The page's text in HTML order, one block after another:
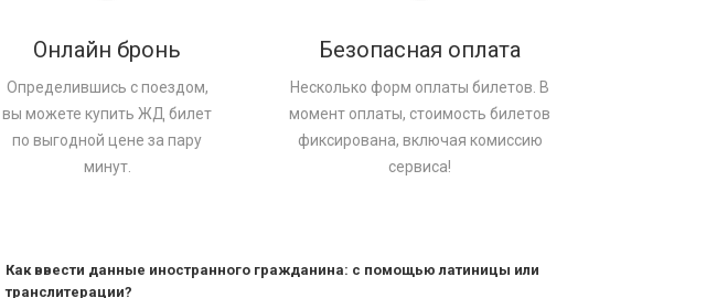
Онлайн бронь
Определившись с поездом,
вы можете купить ЖД билет
по выгодной цене за пару
минут.
Безопасная оплата
Несколько форм оплаты билетов. В
момент оплаты, стоимость билетов
фиксирована, включая комиссию
сервиса!
Как ввести данные иностранного гражданина: с помощью латиницы или
транслитерации?